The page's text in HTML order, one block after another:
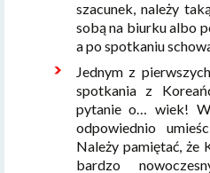
szacunek, należy
sobą na biurku albo
a po spotkaniu
Jednym z
spotkania z
pytanie o… wiek!
odpowiednio
Należy pamiętać, że
bardzo